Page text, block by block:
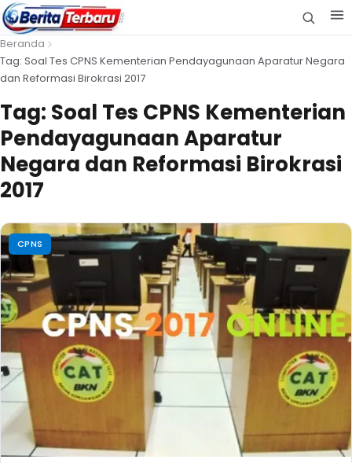
Beranda
Tag: Soal Tes CPNS Kementerian Pendayagunaan Aparatur Negara
dan Reformasi Birokrasi 2017
Tag: Soal Tes CPNS Kementerian
Pendayagunaan Aparatur
Negara dan Reformasi Birokrasi
2017
CPNS